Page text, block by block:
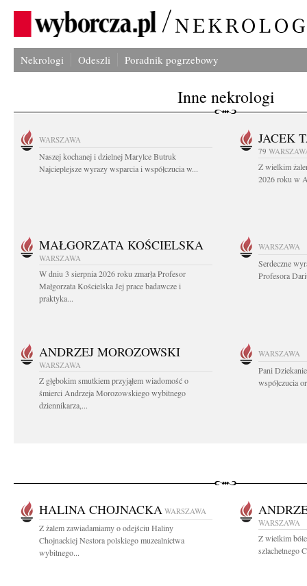
Nekrologi Odeszli Poradnik pogrzebowy
Inne nekrologi
WARSZAWA
Naszej kochanej i dzielnej Marylce Butruk
Najcieplejsze wyrazy wsparcia i współczucia w...
JACEK
79
Z wielkim
2026 roku w
MAŁGORZATA KOŚCIELSKA
WARSZAWA
W dniu 3 sierpnia 2026 roku zmarła Profesor
Małgorzata Kościelska Jej prace badawcze i
praktyka...
WARSZAWA
Serdeczne
Profesora
ANDRZEJ MOROZOWSKI
WARSZAWA
Z głębokim smutkiem przyjąłem wiadomość o
śmierci Andrzeja Morozowskiego wybitnego
dziennikarza,...
WARSZAWA
Pani
współczucia
HALINA CHOJNACKA WARSZAWA
Z żalem zawiadamiamy o odejściu Haliny
Chojnackiej Nestora polskiego muzealnictwa
wybitnego...
WARSZAWA
Z wielkim
szlachetnego